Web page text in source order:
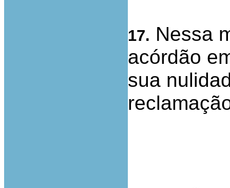
17. Nessa
acórdão
sua